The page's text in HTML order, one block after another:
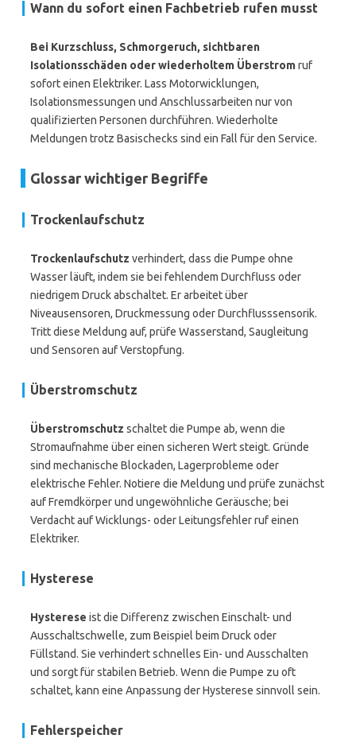
Wann du sofort einen Fachbetrieb rufen musst
Bei Kurzschluss, Schmorgeruch, sichtbaren
Isolationsschäden oder wiederholtem Überstromruf
sofort einen Elektriker. Lass Motorwicklungen,
Isolationsmessungen und Anschlussarbeiten nur von
qualifizierten Personen durchführen. Wiederholte
Meldungen trotz Basischecks sind ein Fall für den Service.
Glossar wichtiger Begriffe
Trockenlaufschutz
Trockenlaufschutz verhindert, dass die Pumpe ohne
Wasser läuft, indem sie bei fehlendem Durchfluss oder
niedrigem Druck abschaltet. Er arbeitet über
Niveausensoren, Druckmessung oder Durchflusssensorik.
Tritt diese Meldung auf, prüfe Wasserstand, Saugleitung
und Sensoren auf Verstopfung.
Überstromschutz
Überstromschutz schaltet die Pumpe ab, wenn die
Stromaufnahme über einen sicheren Wert steigt. Gründe
sind mechanische Blockaden, Lagerprobleme oder
elektrische Fehler. Notiere die Meldung und prüfe zunächst
auf Fremdkörper und ungewöhnliche Geräusche; bei
Verdacht auf Wicklungs- oder Leitungsfehler ruf einen
Elektriker.
Hysterese
Hysterese ist die Differenz zwischen Einschalt- und
Ausschaltschwelle, zum Beispiel beim Druck oder
Füllstand. Sie verhindert schnelles Ein- und Ausschalten
und sorgt für stabilen Betrieb. Wenn die Pumpe zu oft
schaltet, kann eine Anpassung der Hysterese sinnvoll sein.
Fehlerspeicher